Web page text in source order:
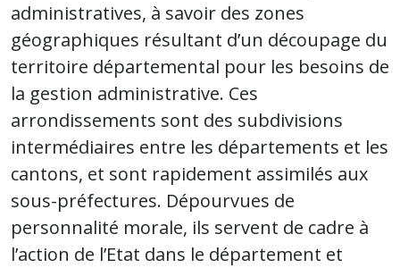
administratives, à savoir des zones
géographiques résultant d’un découpage du
territoire départemental pour les besoins de
la gestion administrative. Ces
arrondissements sont des subdivisions
intermédiaires entre les départements et les
cantons, et sont rapidement assimilés aux
sous-préfectures. Dépourvues de
personnalité morale, ils servent de cadre à
l’action de l’Etat dans le département et